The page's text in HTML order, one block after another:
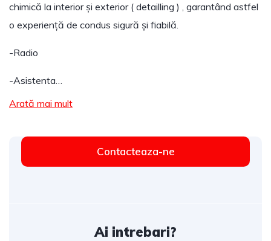
chimică la interior și exterior ( detailling ) , garantând astfel
o experiență de condus sigură și fiabilă.
-Radio
-Asistenta…
Arată mai mult
Contacteaza-ne
Ai intrebari?